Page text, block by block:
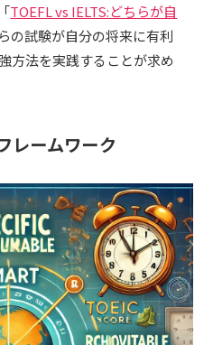
TOEFL vs IELTS:どちらが自
の試験が自分の将来に有利
方法を実践することが求め
レームワーク